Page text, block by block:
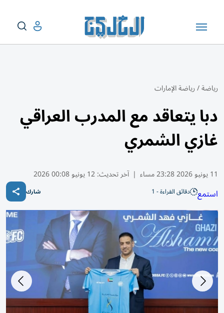
رياضة/رياضة الإمارات
دبا يتعاقد مع المدرب العراقي
غازي الشمري
11 يونيو 2026 23:28 مساء | آخر تحديث:12 يونيو 00:08 2026
استمع دقائق القراءة - 1 شارك